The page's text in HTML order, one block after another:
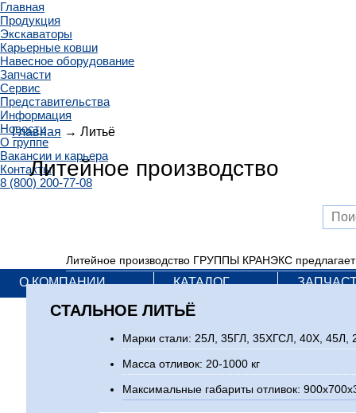
Главная
Продукция
Экскаваторы
Карьерные ковши
Навесное оборудование
Запчасти
Сервис
Представительства
Информация
Новости
О группе
Вакансии и карьера
Контакты
8 (800) 200-77-08
О КОМПАНИИ КАТАЛОГ
Главная → Литьё
Литейное производство
Литейное производство ГРУППЫ КРАНЭКС предлагает
СТАЛЬНОЕ ЛИТЬЁ
Марки стали: 25Л, 35ГЛ, 35ХГСЛ, 40Х,
Масса отливок: 20-1000 кг
Максимальные габариты отливок: